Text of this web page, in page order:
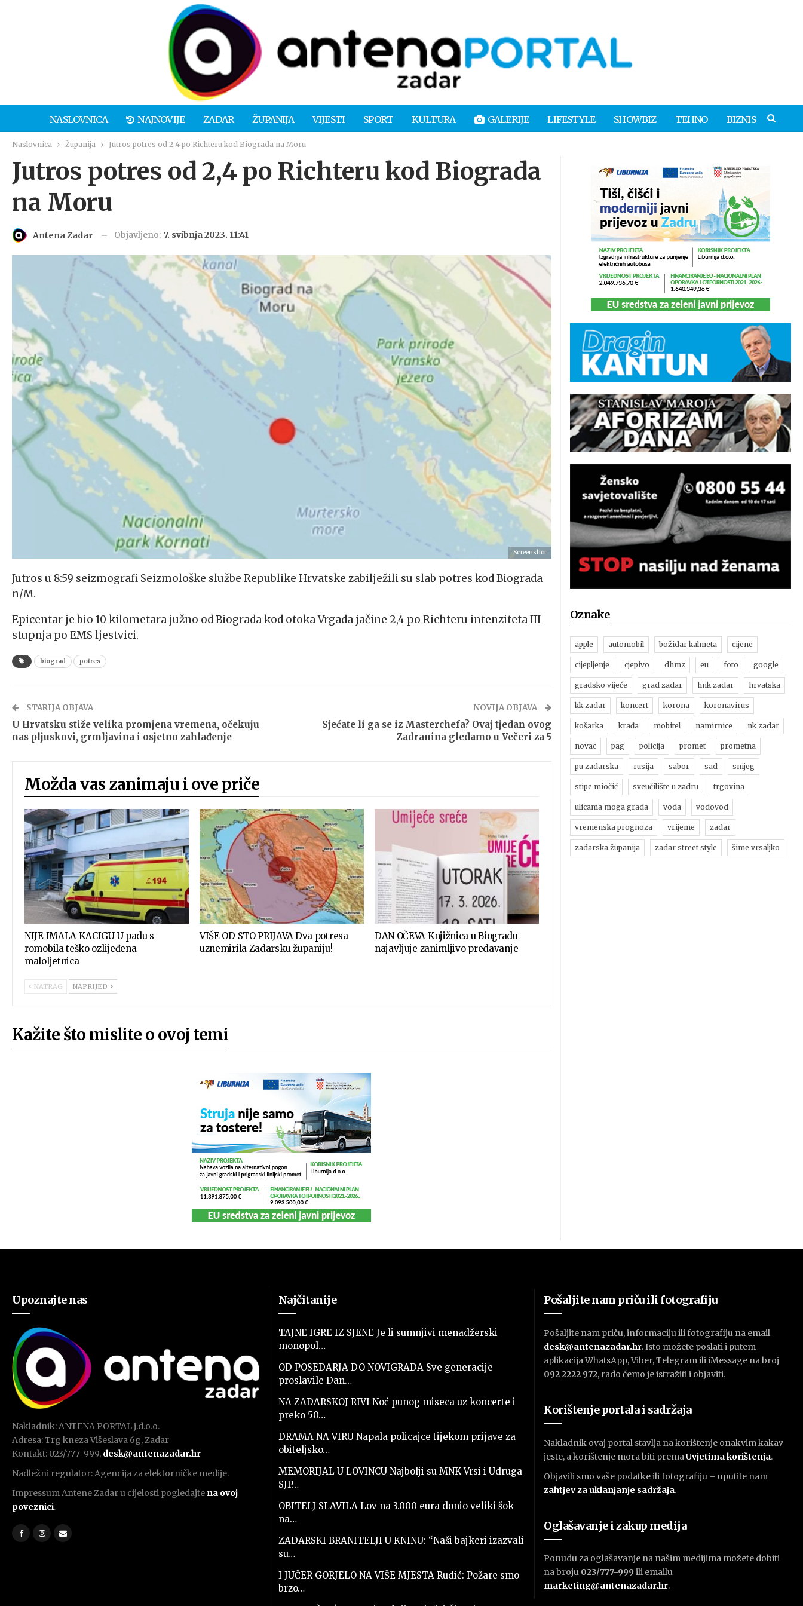
NASLOVNICA NAJNOVIJE ZADAR ŽUPANIJA VIJESTI SPORT KULTURA GALERIJE LIFESTYLE SHOWBIZ TEHNO BIZNIS
Naslovnica Županija Jutros potres od 2,4 po Richteru kod Biograda na Moru
Jutros potres od 2,4 po Richteru kod Biograda
na Moru
Antena Zadar Objavljeno: 7. svibnja 2023. 11:41
Screenshot
Jutros u 8:59 seizmografi Seizmološke službe Republike Hrvatske zabilježili su slab potres kod Biograda
n/M.
Epicentar je bio 10 kilometara južno od Biograda kod otoka Vrgada jačine 2,4 po Richteru intenziteta III
stupnja po EMS ljestvici.
biograd potres
STARIJA OBJAVA
U Hrvatsku stiže velika promjena vremena, očekuju
nas pljuskovi, grmljavina i osjetno zahlađenje
NOVIJA OBJAVA
Sjećate li ga se iz Masterchefa? Ovaj tjedan ovog
Zadranina gledamo u Večeri za 5
Možda vas zanimaju i ove priče
NIJE IMALA KACIGU U padu s
romobila teško ozlijeđena
maloljetnica
VIŠE OD STO PRIJAVA Dva potresa
uznemirila Zadarsku županiju!
DAN OČEVA Knjižnica u Biogradu
najavljuje zanimljivo predavanje
NATRAG NAPRIJED
Kažite što mislite o ovoj temi
Oznake
apple automobil božidar kalmeta cijene
cijepljenje cjepivo dhmz eu foto google
gradsko vijeće grad zadar hnk zadar hrvatska
kk zadar koncert korona koronavirus
košarka krađa mobitel namirnice nk zadar
novac pag policija promet prometna
pu zadarska rusija sabor sad snijeg
stipe miočić sveučilište u zadru trgovina
ulicama moga grada voda vodovod
vremenska prognoza vrijeme zadar
zadarska županija zadar street style šime vrsaljko
Upoznajte nas
Nakladnik: ANTENA PORTAL j.d.o.o.
Adresa: Trg kneza Višeslava 6g, Zadar
Kontakt: 023/777-999, desk@antenazadar.hr
Nadležni regulator: Agencija za elektorničke medije.
Impressum Antene Zadar u cijelosti pogledajte na ovoj
poveznici.
Najčitanije
TAJNE IGRE IZ SJENE Je li sumnjivi menadžerski
monopol…
OD POSEDARJA DO NOVIGRADA Sve generacije
proslavile Dan…
NA ZADARSKOJ RIVI Noć punog miseca uz koncerte i
preko 50…
DRAMA NA VIRU Napala policajce tijekom prijave za
obiteljsko…
MEMORIJAL U LOVINCU Najbolji su MNK Vrsi i Udruga
SJP…
OBITELJ SLAVILA Lov na 3.000 eura donio veliki šok
na…
ZADARSKI BRANITELJI U KNINU: “Naši bajkeri izazvali
su…
I JUČER GORJELO NA VIŠE MJESTA Rudić: Požare smo
brzo…
Pošaljite nam priču ili fotografiju
Pošaljite nam priču, informaciju ili fotografiju na email
desk@antenazadar.hr. Isto možete poslati i putem
aplikacija WhatsApp, Viber, Telegram ili iMessage na broj
092 2222 972, rado ćemo je istražiti i objaviti.
Korištenje portala i sadržaja
Nakladnik ovaj portal stavlja na korištenje onakvim kakav
jeste, a korištenje mora biti premaUvjetima korištenja.
Objavili smo vaše podatke ili fotografiju – uputite nam
zahtjev za uklanjanje sadržaja.
Oglašavanje i zakup medija
Ponudu za oglašavanje na našim medijima možete dobiti
na broju 023/777-999 ili emailu
marketing@antenazadar.hr.